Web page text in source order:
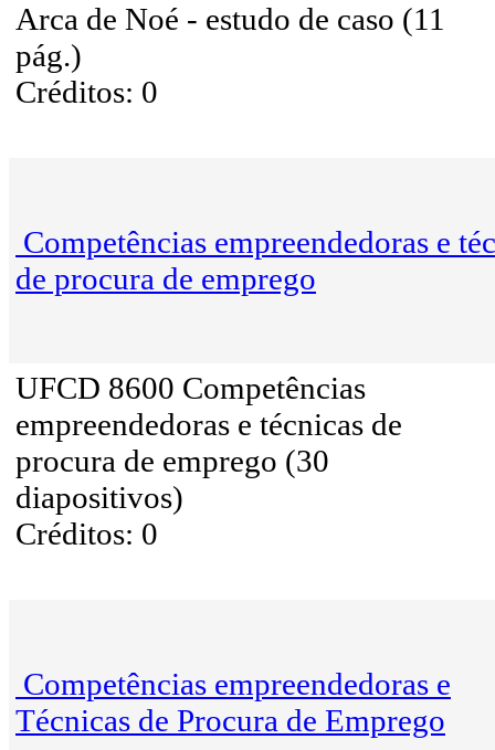
Arca de Noé - estudo de caso (11
pág.)
Créditos: 0
Competências empreendedoras e
de procura de emprego
UFCD 8600 Competências
empreendedoras e técnicas de
procura de emprego (30
diapositivos)
Créditos: 0
Competências empreendedoras e
Técnicas de Procura de Emprego